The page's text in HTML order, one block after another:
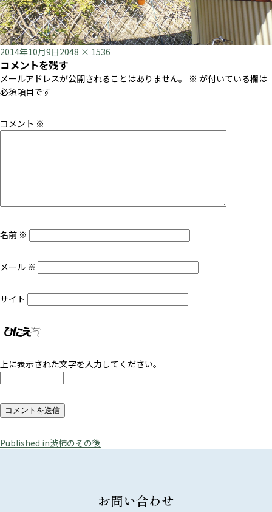
Posted
on
2014年10月9日Full
size
2048 × 1536
コメントを残す
メールアドレスが公開されることはありません。 ※ が付いている欄は
必須項目です
コメント ※
名前 ※
メール ※
サイト
上に表示された文字を入力してください。
投
Published in渋柿のその後
お問い合わせ